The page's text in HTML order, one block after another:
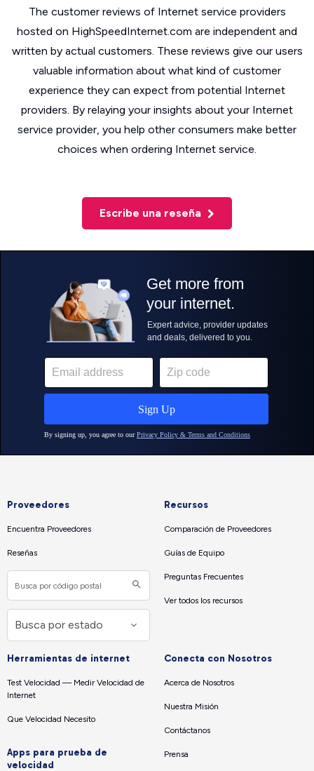
The customer reviews of Internet service providers
hosted on HighSpeedInternet.com are independent and
written by actual customers. These reviews give our users
valuable information about what kind of customer
experience they can expect from potential Internet
providers. By relaying your insights about your Internet
service provider, you help other consumers make better
choices when ordering Internet service.
Escribe una reseña
Proveedores
Encuentra Proveedores
Reseñas
Recursos
Comparación de Proveedores
Guías de Equipo
Preguntas Frecuentes
Ver todos los recursos
Herramientas de internet
Test Velocidad — Medir Velocidad de
Internet
Que Velocidad Necesito
Apps para prueba de
velocidad
Conecta con Nosotros
Acerca de Nosotros
Nuestra Misión
Contáctanos
Prensa